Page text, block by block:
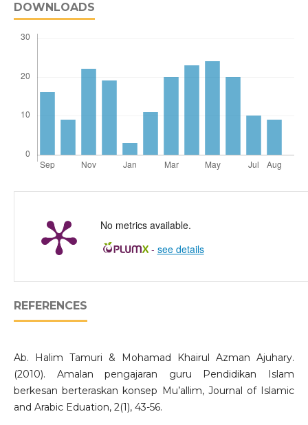
DOWNLOADS
No metrics available.
- see details
REFERENCES
Ab. Halim Tamuri & Mohamad Khairul Azman Ajuhary.
(2010). Amalan pengajaran guru Pendidikan Islam
berkesan berteraskan konsep Mu’allim, Journal of Islamic
and Arabic Eduation, 2(1), 43-56.